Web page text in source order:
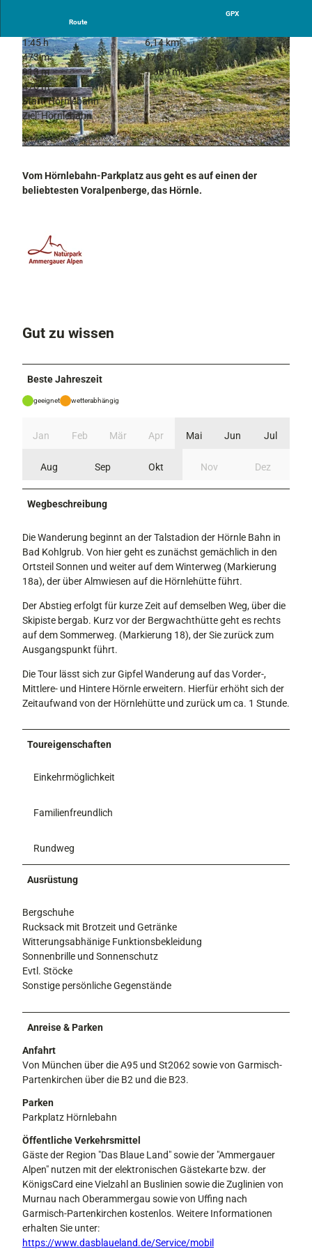
© Gert Krautbauer, Naturpark Ammergauer Alpen e.V.
Route
GPX
1:45 h
6,14 km
473 m
476 m
913 m
1.389 m
476 m
Start: Hörnlebahn
Ziel: Hörnlebahn
Vom Hörnlebahn-Parkplatz aus geht es auf einen der
beliebtesten Voralpenberge, das Hörnle.
Gut zu wissen
Beste Jahreszeit
geeignet wetterabhängig
Jan Feb Mär Apr Mai Jun Jul
Aug Sep Okt Nov Dez
Wegbeschreibung
Die Wanderung beginnt an der Talstadion der Hörnle Bahn in
Bad Kohlgrub. Von hier geht es zunächst gemächlich in den
Ortsteil Sonnen und weiter auf dem Winterweg (Markierung
18a), der über Almwiesen auf die Hörnlehütte führt.
Der Abstieg erfolgt für kurze Zeit auf demselben Weg, über die
Skipiste bergab. Kurz vor der Bergwachthütte geht es rechts
auf dem Sommerweg. (Markierung 18), der Sie zurück zum
Ausgangspunkt führt.
Die Tour lässt sich zur Gipfel Wanderung auf das Vorder-,
Mittlere- und Hintere Hörnle erweitern. Hierfür erhöht sich der
Zeitaufwand von der Hörnlehütte und zurück um ca. 1 Stunde.
Toureigenschaften
Einkehrmöglichkeit
Familienfreundlich
Rundweg
Ausrüstung
Bergschuhe
Rucksack mit Brotzeit und Getränke
Witterungsabhänige Funktionsbekleidung
Sonnenbrille und Sonnenschutz
Evtl. Stöcke
Sonstige persönliche Gegenstände
Anreise & Parken
Anfahrt
Von München über die A95 und St2062 sowie von Garmisch-
Partenkirchen über die B2 und die B23.
Parken
Parkplatz Hörnlebahn
Öffentliche Verkehrsmittel
Gäste der Region "Das Blaue Land" sowie der "Ammergauer
Alpen" nutzen mit der elektronischen Gästekarte bzw. der
KönigsCard eine Vielzahl an Buslinien sowie die Zuglinien von
Murnau nach Oberammergau sowie von Uffing nach
Garmisch-Partenkirchen kostenlos. Weitere Informationen
erhalten Sie unter:
https://www.dasblaueland.de/Service/mobil